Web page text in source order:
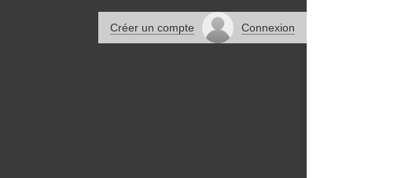
Créer un compte Connexion